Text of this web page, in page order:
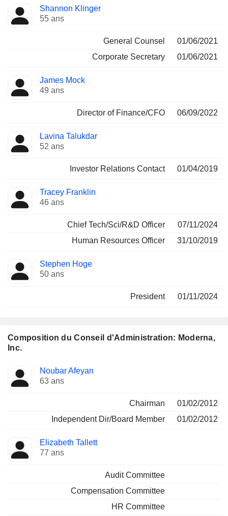
Shannon Klinger
55 ans
General Counsel
01/06/2021
Corporate Secretary
01/06/2021
James Mock
49 ans
Director of Finance/CFO 06/09/2022
Lavina Talukdar
52 ans
Investor Relations Contact 01/04/2019
Tracey Franklin
46 ans
Chief Tech/Sci/R&D Officer
07/11/2024
Human Resources Officer
31/10/2019
Stephen Hoge
50 ans
President 01/11/2024
Composition du Conseil d'Administration: Moderna,
Inc.
Administrateur Comités
Noubar Afeyan
63 ans
Chairman
01/02/2012
Independent Dir/Board Member
01/02/2012
Elizabeth Tallett
77 ans
Audit Committee
Compensation Committee
HR Committee